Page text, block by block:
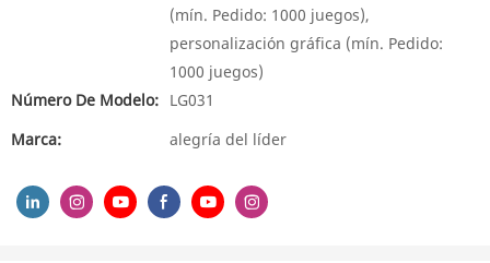
(mín. Pedido: 1000 juegos),
personalización gráfica (mín. Pedido:
1000 juegos)
Número De Modelo: LG031
Marca:
alegría del líder